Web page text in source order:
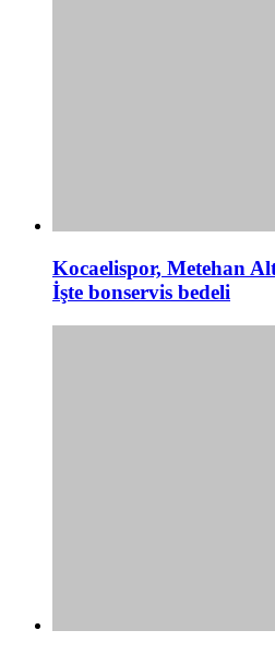
Kocaelispor, Metehan
İşte bonservis bedeli